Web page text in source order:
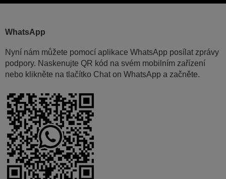
WhatsApp
Nyní nám můžete pomocí aplikace WhatsApp posílat zprávy
podpory. Naskenujte QR kód na svém mobilním zařízení
nebo klikněte na tlačítko Chat on WhatsApp a začněte.